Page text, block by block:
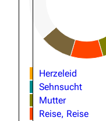
Herzeleid
Sehnsucht
Mutter
Reise, Reise